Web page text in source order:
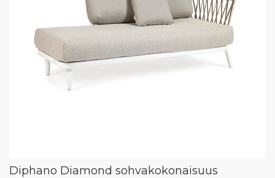
Diphano Diamond sohvakokonaisuus